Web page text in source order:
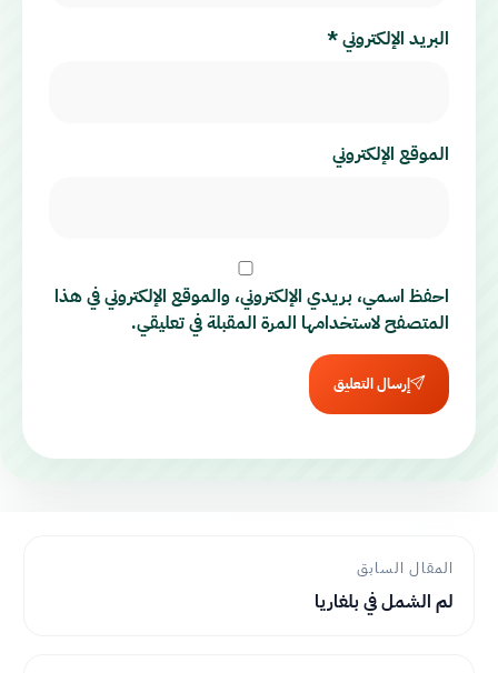
البريد الإلكتروني*
الموقع الإلكتروني
احفظ اسمي، بريدي الإلكتروني، والموقع الإلكتروني في هذا
المتصفح لاستخدامها المرة المقبلة في تعليقي.
إرسال التعليق
المقال السابق
لم الشمل في بلغاريا